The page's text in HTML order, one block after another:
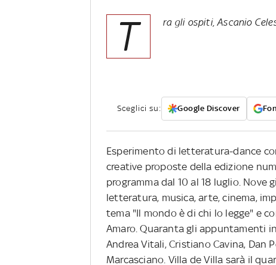
T ra gli ospiti, Ascanio
Sceglici su: Google Discover
Esperimento di letteratura-dance
creative proposte della edizione
programma dal 10 al 18 luglio.
letteratura, musica, arte, cinema,
tema "Il mondo è di chi lo legge" e
Amaro. Quaranta gli appuntamenti
Andrea Vitali, Cristiano Cavina, Dan
Marcasciano. Villa de Villa sarà il